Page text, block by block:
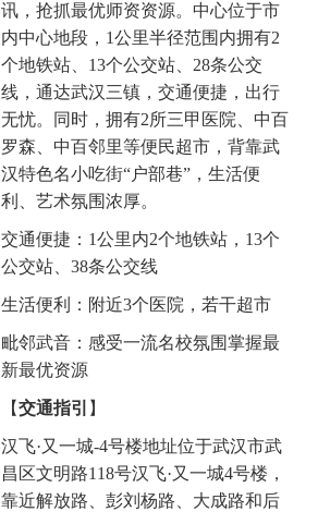
讯，抢抓最优师资资源。中心位于市
内中心地段，1公里半径范围内拥有2
个地铁站、13个公交站、28条公交
线，通达武汉三镇，交通便捷，出行
无忧。同时，拥有2所三甲医院、中百
罗森、中百邻里等便民超市，背靠武
汉特色名小吃街“户部巷”，生活便
利、艺术氛围浓厚。
交通便捷：1公里内2个地铁站，13个
公交站、38条公交线
生活便利：附近3个医院，若干超市
毗邻武音：感受一流名校氛围掌握最
新最优资源
【交通指引 】
汉飞·又一城-4号楼地址位于武汉市武
昌区文明路118号汉飞·又一城4号楼，
靠近解放路、彭刘杨路、大成路和后